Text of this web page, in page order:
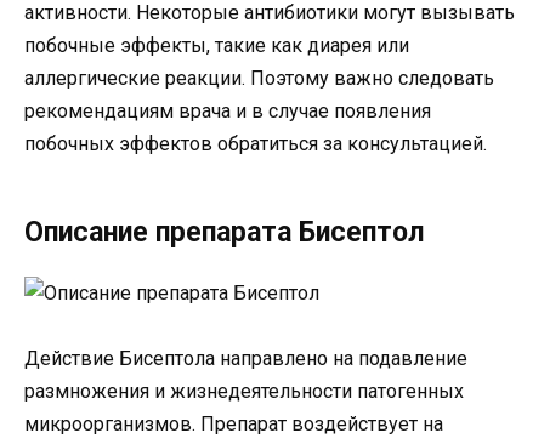
активности. Некоторые антибиотики могут вызывать
побочные эффекты, такие как диарея или
аллергические реакции. Поэтому важно следовать
рекомендациям врача и в случае появления
побочных эффектов обратиться за консультацией.
Описание препарата Бисептол
Действие Бисептола направлено на подавление
размножения и жизнедеятельности патогенных
микроорганизмов. Препарат воздействует на